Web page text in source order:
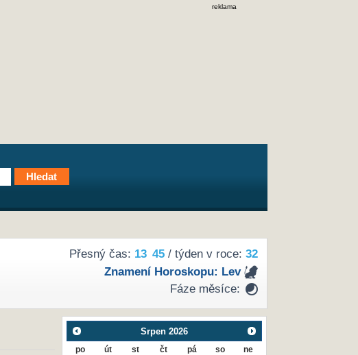
reklama
Přesný čas: 13 45/ týden v roce: 32
Znamení Horoskopu: Lev
Fáze měsíce:
Srpen 2026
po út st čt pá so ne